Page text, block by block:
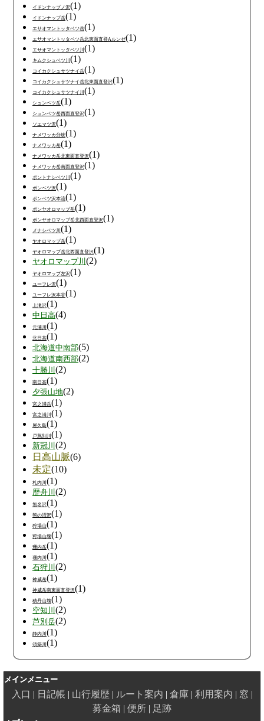
イドンナップノ沢(1)
イドンナップ岳(1)
エサオマントッタベツ岳(1)
エサオマントッタベツ岳北東面直登Aルンゼ(1)
エサオマントッタベツ川 (1)
キムクシュベツ川 (1)
コイカクシュサツナイ岳(1)
コイカクシュサツナイ岳北東面直登沢(1)
コイカクシュサツナイ川 (1)
シュンベツ岳(1)
シュンベツ岳西面直登沢(1)
ソエマツ沢(1)
ナメワッカ分岐(1)
ナメワッカ岳(1)
ナメワッカ岳北東面直登沢(1)
ナメワッカ岳南面直登沢(1)
ポントナシベツ川 (1)
ポンベツ沢(1)
ポンベツ沢本流(1)
ポンヤオロマップ岳(1)
ポンヤオロマップ岳北西面直登沢(1)
メナシベツ川 (1)
ヤオロマップ岳(1)
ヤオロマップ岳北西面直登沢(1)
ヤオロマップ川 (2)
ヤオロマップ左沢(1)
ユーフレ沢(1)
ユーフレ沢本谷(1)
上滝沢(1)
中日高(4)
元浦川 (1)
北日高(1)
北海道中南部(5)
北海道南西部(2)
十勝川 (2)
南日高(1)
夕張山地(2)
宮之浦岳(1)
宮之浦川 (1)
屋久島(1)
戸蔦別川 (1)
新冠川 (2)
日高山脈(6)
未定(10)
札内川 (1)
歴舟川 (2)
無名沢(1)
熊の沼沢(1)
狩場山(1)
狩場山塊(1)
珊内岳(1)
珊内川 (1)
石狩川 (2)
神威岳(1)
神威岳南東面直登沢(1)
積丹山塊(1)
空知川 (2)
芦別岳(2)
静内川 (1)
須築川 (1)
メインメニュー
入口 日記帳 山行履歴 ルート案内 倉庫 利用案内
窓
募金箱
便所 足跡